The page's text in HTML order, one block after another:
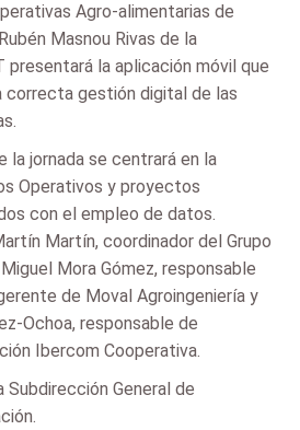
Agro-alimentarias de
Masnou Rivas de la
presentará la aplicación móvil que
correcta gestión digital de las
la jornada se centrará en la
Operativos y proyectos
con el empleo de datos.
Martín, coordinador del Grupo
Mora Gómez, responsable
de Moval Agroingeniería y
Ochoa, responsable de
Ibercom Cooperativa.
Subdirección General de